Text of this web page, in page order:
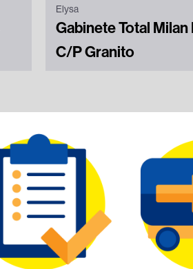
Elysa
Gabinete Total
C/P Granito